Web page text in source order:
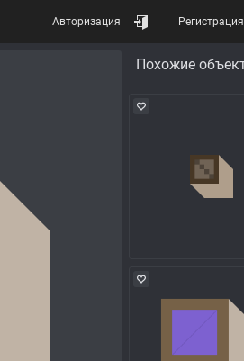
Похожие
Авторизация Регистрация